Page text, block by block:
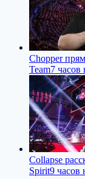
Chopper
Team7 часов
Collapse
Spirit9 часов